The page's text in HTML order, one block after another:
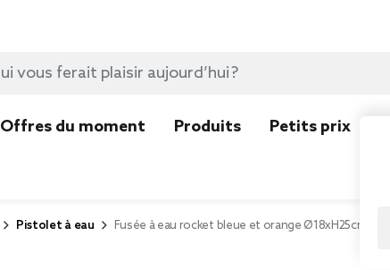
Offres du moment Produits Petits prix
Pistolet à eau Fusée à eau rocket bleue et orange Ø18xH25cm